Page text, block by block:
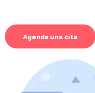
Agenda una cita